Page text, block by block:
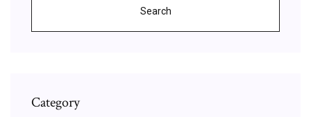
Search
Category